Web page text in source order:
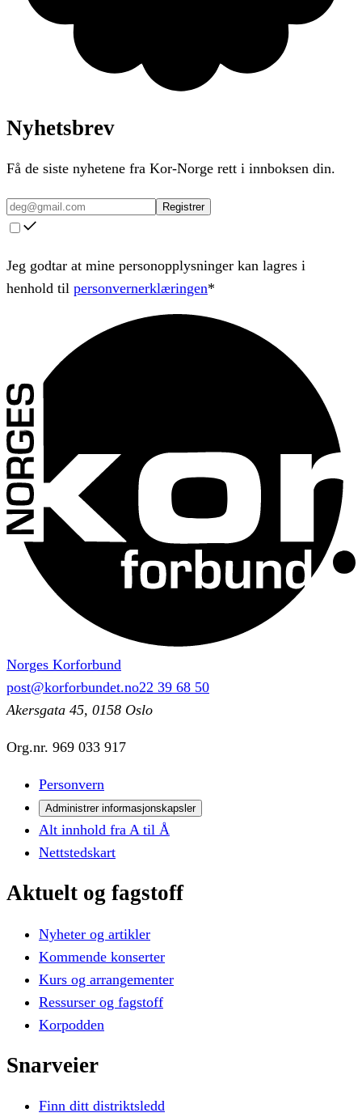
Nyhetsbrev
Få de siste nyhetene fra Kor-Norge rett i innboksen din.
Registrer
Jeg godtar at mine personopplysninger kan lagres i
henhold til personvernerklæringen*
Norges Korforbund
post@korforbundet.no22 39 68 50
Akersgata 45, 0158 Oslo
Org.nr. 969 033 917
Personvern
Administrer informasjonskapsler
Alt innhold fra A til Å
Nettstedskart
Aktuelt og fagstoff
Nyheter og artikler
Kommende konserter
Kurs og arrangementer
Ressurser og fagstoff
Korpodden
Snarveier
Finn ditt distriktsledd